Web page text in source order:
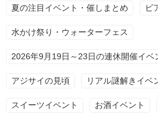
夏の注目イベント・催しまとめ ビ
水かけ祭り・ウォーターフェス
2026年9月19日～23日の連休開催イベ
アジサイの見頃 リアル謎解きイベ
スイーツイベント お酒イベント